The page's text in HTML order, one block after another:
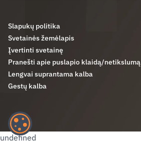
Slapukų politika
Svetainės žemėlapis
Įvertinti svetainę
Pranešti apie puslapio klaidą/netikslumą
Lengvai suprantama kalba
Gestų kalba
undefined